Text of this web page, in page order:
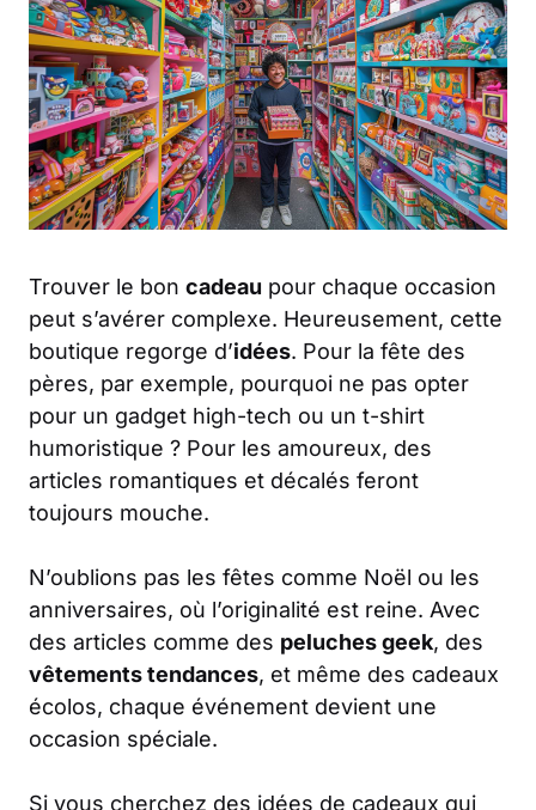
Trouver le bon cadeau pour chaque occasion
peut s’avérer complexe. Heureusement, cette
boutique regorge d’idées. Pour la fête des
pères, par exemple, pourquoi ne pas opter
pour un gadget high-tech ou un t-shirt
humoristique ? Pour les amoureux, des
articles romantiques et décalés feront
toujours mouche.
N’oublions pas les fêtes comme Noël ou les
anniversaires, où l’originalité est reine. Avec
des articles comme des peluches geek, des
vêtements tendances, et même des cadeaux
écolos, chaque événement devient une
occasion spéciale.
Si vous cherchez des idées de cadeaux qui